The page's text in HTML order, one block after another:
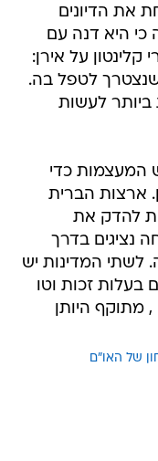
את הדיונים
כי היא דנה עם
על אירן:
לטפל בה.
ביותר לעשות
המעצמות כדי
ארצות הברית
להדק את
נציגים בדרך
לשתי המדינות יש
בעלות זכות וטו
מתוקף היותן
של האו"ם